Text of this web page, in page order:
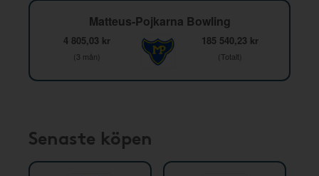
Matteus-Pojkarna Bowling
4 805,03 kr
(3 mån)
185 540,23 kr
(Totalt)
Senaste köpen